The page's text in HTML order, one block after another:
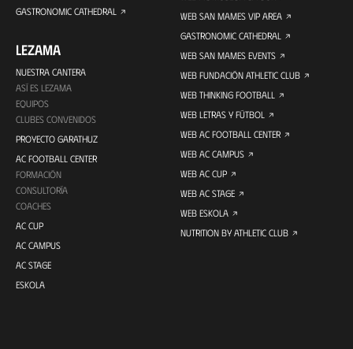
GASTRONOMIC CATHEDRAL
LEZAMA
NUESTRA CANTERA
ASÍ ES LEZAMA
EQUIPOS
CLUBES CONVENIDOS
PROYECTO GARATHUZ
AC FOOTBALL CENTER
FORMACIÓN
CONSULTORÍA
COACHES
AC CUP
AC CAMPUS
AC STAGE
ESKOLA
WEB SAN MAMES VIP AREA
GASTRONOMIC CATHEDRAL
WEB SAN MAMES EVENTS
WEB FUNDACIÓN ATHLETIC CLUB
WEB THINKING FOOTBALL
WEB LETRAS Y FÚTBOL
WEB AC FOOTBALL CENTER
WEB AC CAMPUS
WEB AC CUP
WEB AC STAGE
WEB ESKOLA
NUTRITION BY ATHLETIC CLUB